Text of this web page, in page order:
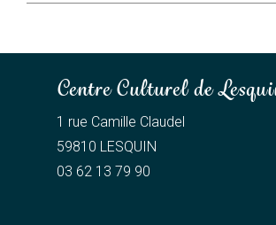
Centre Culturel de
1 rue Camille Claudel
59810 LESQUIN
03 62 13 79 90